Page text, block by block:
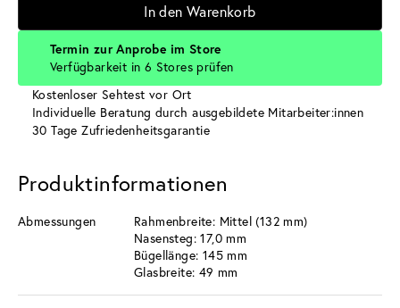
In den Warenkorb
Termin zur Anprobe im Store
Verfügbarkeit in 6 Stores prüfen
Kostenloser Sehtest vor Ort
Individuelle Beratung durch ausgebildete Mitarbeiter:innen
30 Tage Zufriedenheitsgarantie
Produktinformationen
Abmessungen
Rahmenbreite: Mittel (132 mm)
Nasensteg: 17,0 mm
Bügellänge: 145 mm
Glasbreite: 49 mm